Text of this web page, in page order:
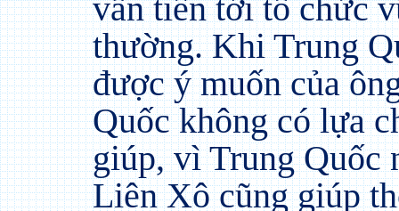
vẫn tiến tới tổ chức
thường. Khi Trung
được ý muốn của
Quốc không có lựa
giúp, vì Trung Quốc
Liên Xô cũng giúp